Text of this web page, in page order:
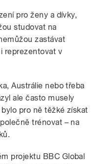
pro ženy a dívky,
studovat na
zastávat
reprezentovat v
Austrálie nebo třeba
ale často musely
pro ně těžké získat
trénovat – na
projektu BBC Global